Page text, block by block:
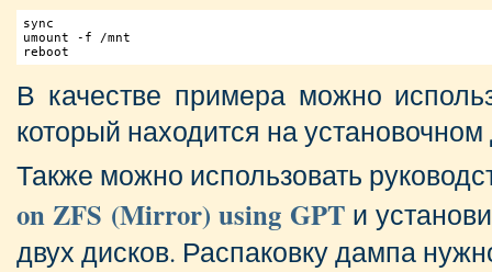
sync
umount
-f /mnt
В качестве примера можно
который находится на установочном
Также можно использовать
on ZFS (Mirror) using GPTи
двух дисков. Распаковку дампа